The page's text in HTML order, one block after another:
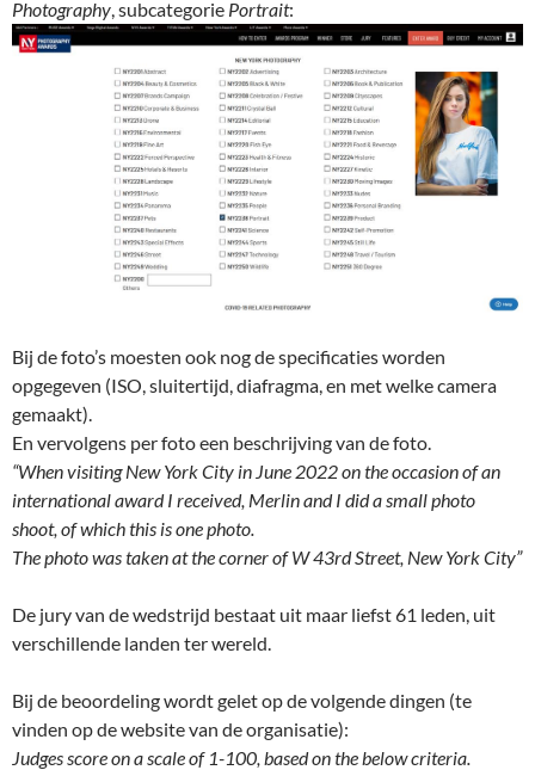
Photography, subcategorie Portrait:
Bij de foto’s moesten ook nog de specificaties worden
opgegeven (ISO, sluitertijd, diafragma, en met welke camera
gemaakt).
En vervolgens per foto een beschrijving van de foto.
“When visiting New York City in June 2022 on the occasion of an
international award I received, Merlin and I did a small photo
shoot, of which this is one photo.
The photo was taken at the corner of W 43rd Street, New York City”
De jury van de wedstrijd bestaat uit maar liefst 61 leden, uit
verschillende landen ter wereld.
Bij de beoordeling wordt gelet op de volgende dingen (te
vinden op de website van de organisatie):
Judges score on a scale of 1-100, based on the below criteria.